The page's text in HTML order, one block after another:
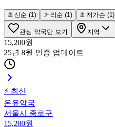
최신순 (1) 거리순 (1) 최저가순 (1)
관심 약국만 보기 지역
15,200원
25년 8월 인증 업데이트
⚡ 최신
온유약국
서울시 종로구
15,200원